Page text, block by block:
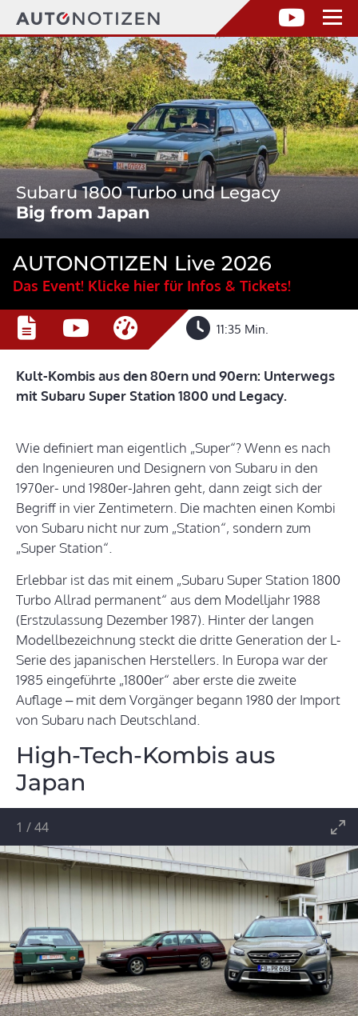
Subaru 1800 Turbo und Legacy
Big from Japan
AUTONOTIZEN Live 2026
Das Event! Klicke hier für Infos & Tickets!
11:35 Min.
Kult-Kombis aus den 80ern und 90ern: Unterwegs
mit Subaru Super Station 1800 und Legacy.
Wie definiert man eigentlich „Super“? Wenn es nach
den Ingenieuren und Designern von Subaru in den
1970er- und 1980er-Jahren geht, dann zeigt sich der
Begriff in vier Zentimetern. Die machten einen Kombi
von Subaru nicht nur zum „Station“, sondern zum
„Super Station“.
Erlebbar ist das mit einem „Subaru Super Station 1800
Turbo Allrad permanent“ aus dem Modelljahr 1988
(Erstzulassung Dezember 1987). Hinter der langen
Modellbezeichnung steckt die dritte Generation der L-
Serie des japanischen Herstellers. In Europa war der
1985 eingeführte „1800er“ aber erste die zweite
Auflage – mit dem Vorgänger begann 1980 der Import
von Subaru nach Deutschland.
High-Tech-Kombis aus
Japan
1 /44